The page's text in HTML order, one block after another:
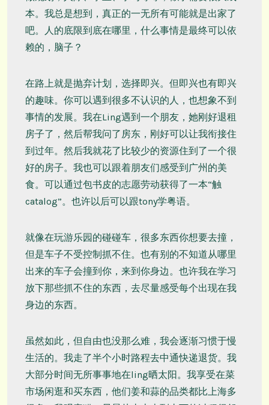
本。我总是想到，真正的一无所有可能就是出家了
吧。人的底限到底在哪里，什么事情是最终可以依
赖的，脑子？
在路上就是抛弃计划，选择即兴。但即兴也有即兴
的趣味。你可以遇到很多不认识的人，也想象不到
事情的发展。我在Ling遇到一个朋友，她刚好退租
房子了，然后帮我问了房东，刚好可以让我衔接住
到过年。然后我就花了比较少的资源住到了一个很
好的房子。我也可以跟着朋友们感受到广州的美
食。可以通过包书皮的志愿劳动获得了一本“触
catalog”。也许以后可以跟tony学粤语。
就像在玩游乐园的碰碰车，很多东西你想要去撞，
但是车子不受控制抓不住。也有别的不知道从哪里
出来的车子会撞到你，来到你身边。也许我在学习
放下那些抓不住的东西，去尽量感受每个出现在我
身边的东西。
虽然如此，但自由也没那么难，我会逐渐习惯于慢
生活的。我走了半个小时路程去中通快递退货。我
大部分时间无所事事地在ling晒太阳。我享受在菜
市场闲逛和买东西，他们姜和蒜的品类都比上海多